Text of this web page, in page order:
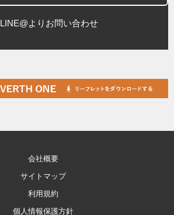
LINE@よりお問い合わせ
会社概要
サイトマップ
利用規約
個人情報保護方針